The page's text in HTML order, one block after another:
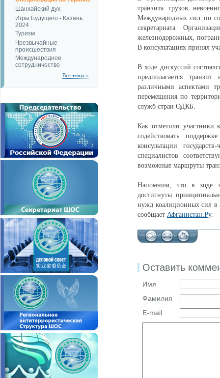
Шанхайский дух
Игры Будущего - Казань
2024
Туризм
Чрезвычайные
происшествия
Международное
сотрудничество
Все темы »
транзита грузов
Международных сил по
секретариата
железнодорожных,
В консультациях принял
В ходе дискуссий
предполагается
различными аспектами
перемещения по
служб стран ОДКБ.
Как отметили участники
содействовать
консультации
специалистов
возможные маршруты
Напомним, что в ходе
достигнуты
нужд коалиционных сил в
сообщает Афганистан.Ру.
Оставить
Имя
Фамилия
E-mail